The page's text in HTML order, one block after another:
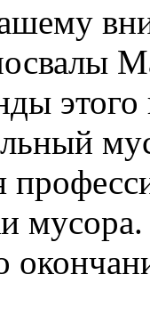
этого
мусора.